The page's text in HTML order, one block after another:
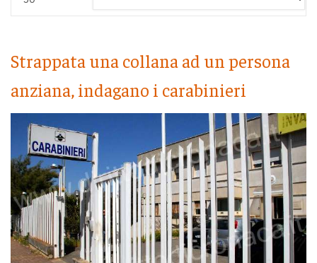
Strappata una collana ad un persona
anziana, indagano i carabinieri